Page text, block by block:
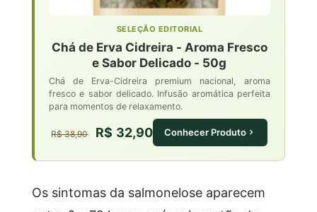
SELEÇÃO EDITORIAL
Chá de Erva Cidreira - Aroma Fresco
e Sabor Delicado - 50g
Chá de Erva-Cidreira premium nacional, aroma
fresco e sabor delicado. Infusão aromática perfeita
para momentos de relaxamento.
R$ 38,90 R$ 32,90 Conhecer Produto
Os sintomas da salmonelose aparecem